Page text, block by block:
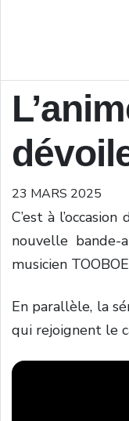
23 MARS 2025
C’est à
nouvelle
musicien
En parallèle, la
qui rejoignent le